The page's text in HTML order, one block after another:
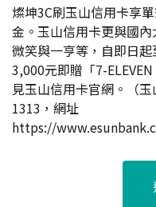
燦坤3C刷玉山信用卡享
金。玉山信用卡更與國
微笑與一亨等，自即日
3,000元即贈「7-
見玉山信用卡官網。（
1313，網址
https://